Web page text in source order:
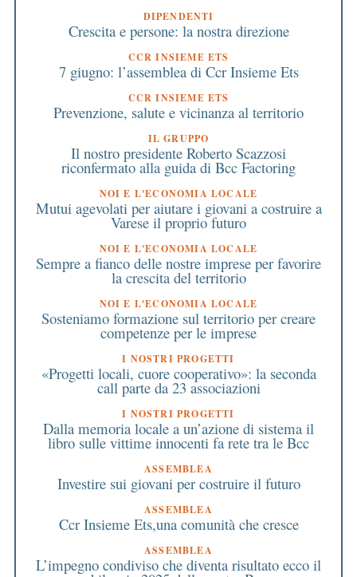
DIPENDENTI
Crescita e persone: la nostra direzione
CCR INSIEME ETS
7 giugno: l’assemblea di Ccr Insieme Ets
CCR INSIEME ETS
Prevenzione, salute e vicinanza al territorio
IL GRUPPO
Il nostro presidente Roberto Scazzosi
riconfermato alla guida di Bcc Factoring
NOI E L'ECONOMIA LOCALE
Mutui agevolati per aiutare i giovani a costruire a
Varese il proprio futuro
NOI E L'ECONOMIA LOCALE
Sempre a fianco delle nostre imprese per favorire
la crescita del territorio
NOI E L'ECONOMIA LOCALE
Sosteniamo formazione sul territorio per creare
competenze per le imprese
I NOSTRI PROGETTI
«Progetti locali, cuore cooperativo»: la seconda
call parte da 23 associazioni
I NOSTRI PROGETTI
Dalla memoria locale a un’azione di sistema il
libro sulle vittime innocenti fa rete tra le Bcc
ASSEMBLEA
Investire sui giovani per costruire il futuro
ASSEMBLEA
Ccr Insieme Ets,una comunità che cresce
ASSEMBLEA
L’impegno condiviso che diventa risultato ecco il